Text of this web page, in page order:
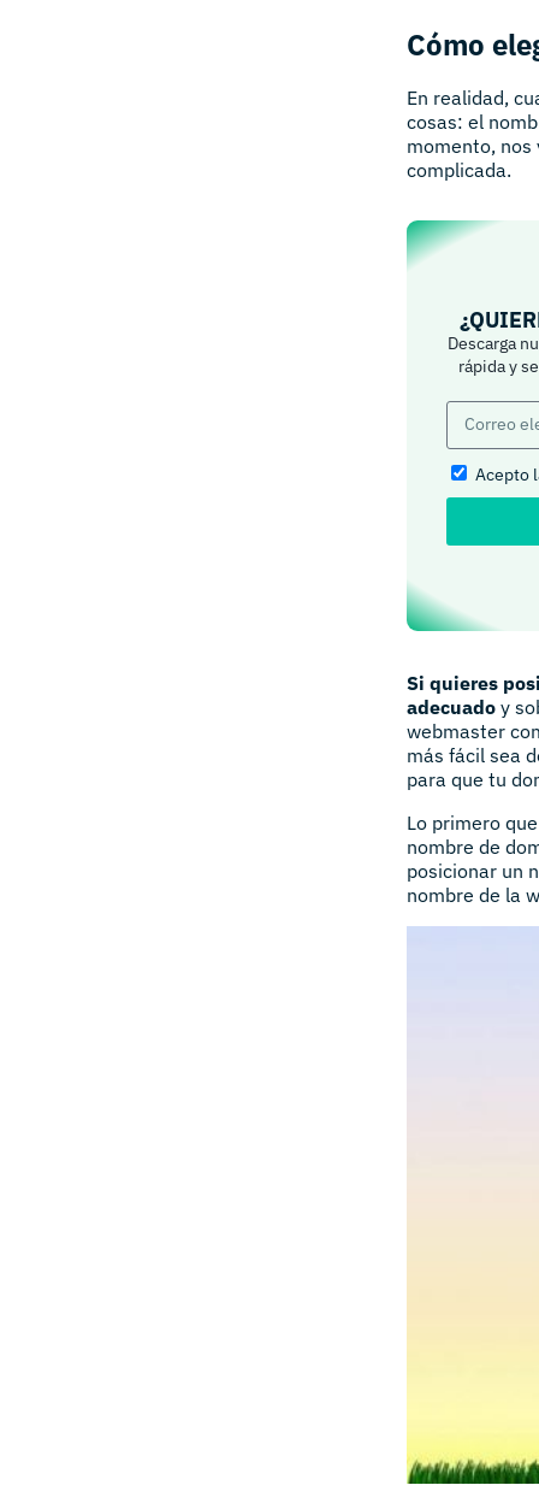
Cómo
En realidad,
cosas: el
momento, nos
complicada.
Descarga
rápida y
Acepto
Si quieres
adecuado y
webmaster
más fácil sea
para que tu
Lo primero
nombre de
posicionar un
nombre de la